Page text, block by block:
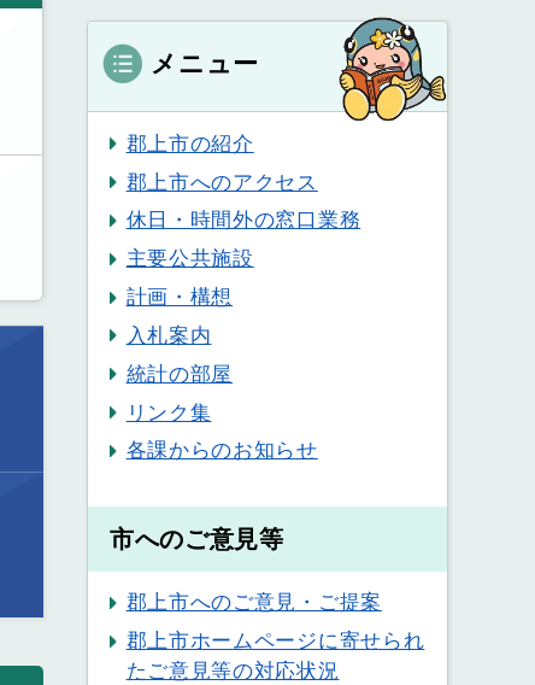
メニュー
郡上市の紹介
郡上市へのアクセス
休日・時間外の窓口業務
主要公共施設
計画・構想
入札案内
統計の部屋
リンク集
各課からのお知らせ
市へのご意見等
郡上市へのご意見・ご提案
郡上市ホームページに寄せられ
たご意見等の対応状況